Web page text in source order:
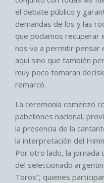
el debate público y
demandas de los y las
que podamos recuperar
nos va a permitir pensar
aquí sino que también
muy poco tomaran
remarcó.
La ceremonia comenzó
pabellones nacional,
la presencia de la
la interpretación del
Por otro lado, la jornada
del seleccionado
Toros”, quienes